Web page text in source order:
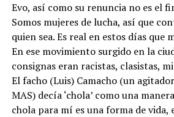
Evo, así como su renuncia no es el
Somos mujeres de lucha, así que
quien sea. Es real en estos días que
En ese movimiento surgido en la
consignas eran racistas, clasistas,
El facho (Luis) Camacho (un
MAS) decía ‘chola’ como una
chola para mí es una forma de vida,